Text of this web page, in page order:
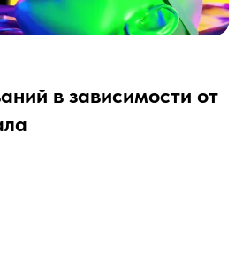
в зависимости от